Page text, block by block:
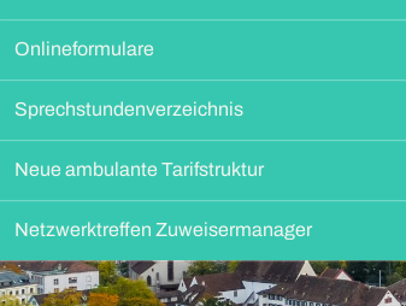
Onlineformulare
Sprechstundenverzeichnis
Neue ambulante Tarifstruktur
Netzwerktreffen Zuweisermanager